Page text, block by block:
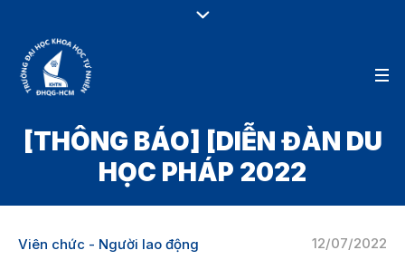
[THÔNG BÁO] [DIỄN ĐÀN DU
HỌC PHÁP 2022
12/07/2022
Viên chức - Người lao động